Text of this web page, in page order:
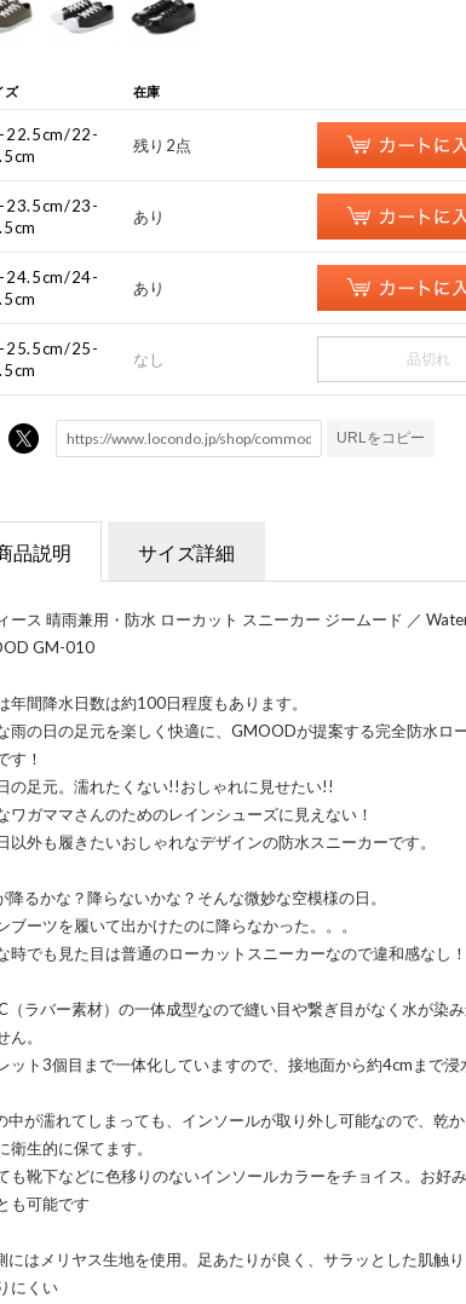
ズ 在庫
22.5cm/22-
残り2点
23.5cm/23-
あり
24.5cm/24-
あり
25.5cm/25-
なし 品切れ
URLをコピー
品説明 サイズ詳細
ース 晴雨兼用・防水 ローカット スニーカー ジームード ／
GM-010
年間降水日数は約100日程度もあります。
雨の日の足元を楽しく快適に、GMOODが提案する完全防水ロ
す！
の足元。濡れたくない!!おしゃれに見せたい!!
ワガママさんのためのレインシューズに見えない！
以外も履きたいおしゃれなデザインの防水スニーカーです。
降るかな？降らないかな？そんな微妙な空模様の日。
ブーツを履いて出かけたのに降らなかった。。。
時でも見た目は普通のローカットスニーカーなので違和感なし！
（ラバー素材）の一体成型なので縫い目や繋ぎ目がなく水が染
ん。
ット3個目まで一体化していますので、接地面から約4cmまで浸
中が濡れてしまっても、インソールが取り外し可能なので、乾
衛生的に保てます。
も靴下などに色移りのないインソールカラーをチョイス。お好
も可能です
にはメリヤス生地を使用。足あたりが良く、サラッとした肌触
にくい